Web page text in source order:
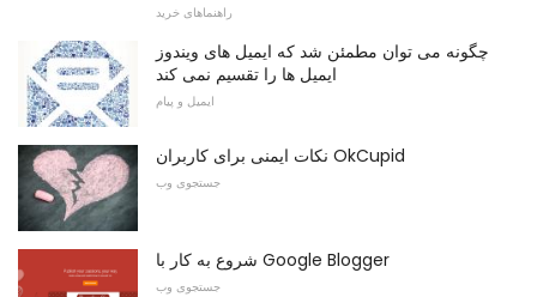
راهنماهای خرید
چگونه می توان مطمئن شد که ایمیل های ویندوز
ایمیل ها را تقسیم نمی کند
ایمیل و پیام
نکات ایمنی برای کاربران OkCupid
جستجوی وب
شروع به کار با Google Blogger
جستجوی وب